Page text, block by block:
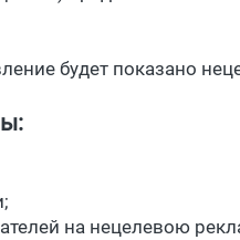
будет показано
на нецелевою